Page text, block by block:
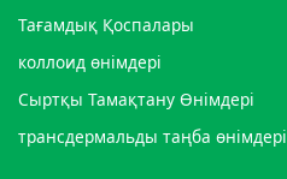
Тағамдық Қоспалары
коллоид өнімдері
Сыртқы Тамақтану Өнімдері
трансдермальды таңба өнімдері